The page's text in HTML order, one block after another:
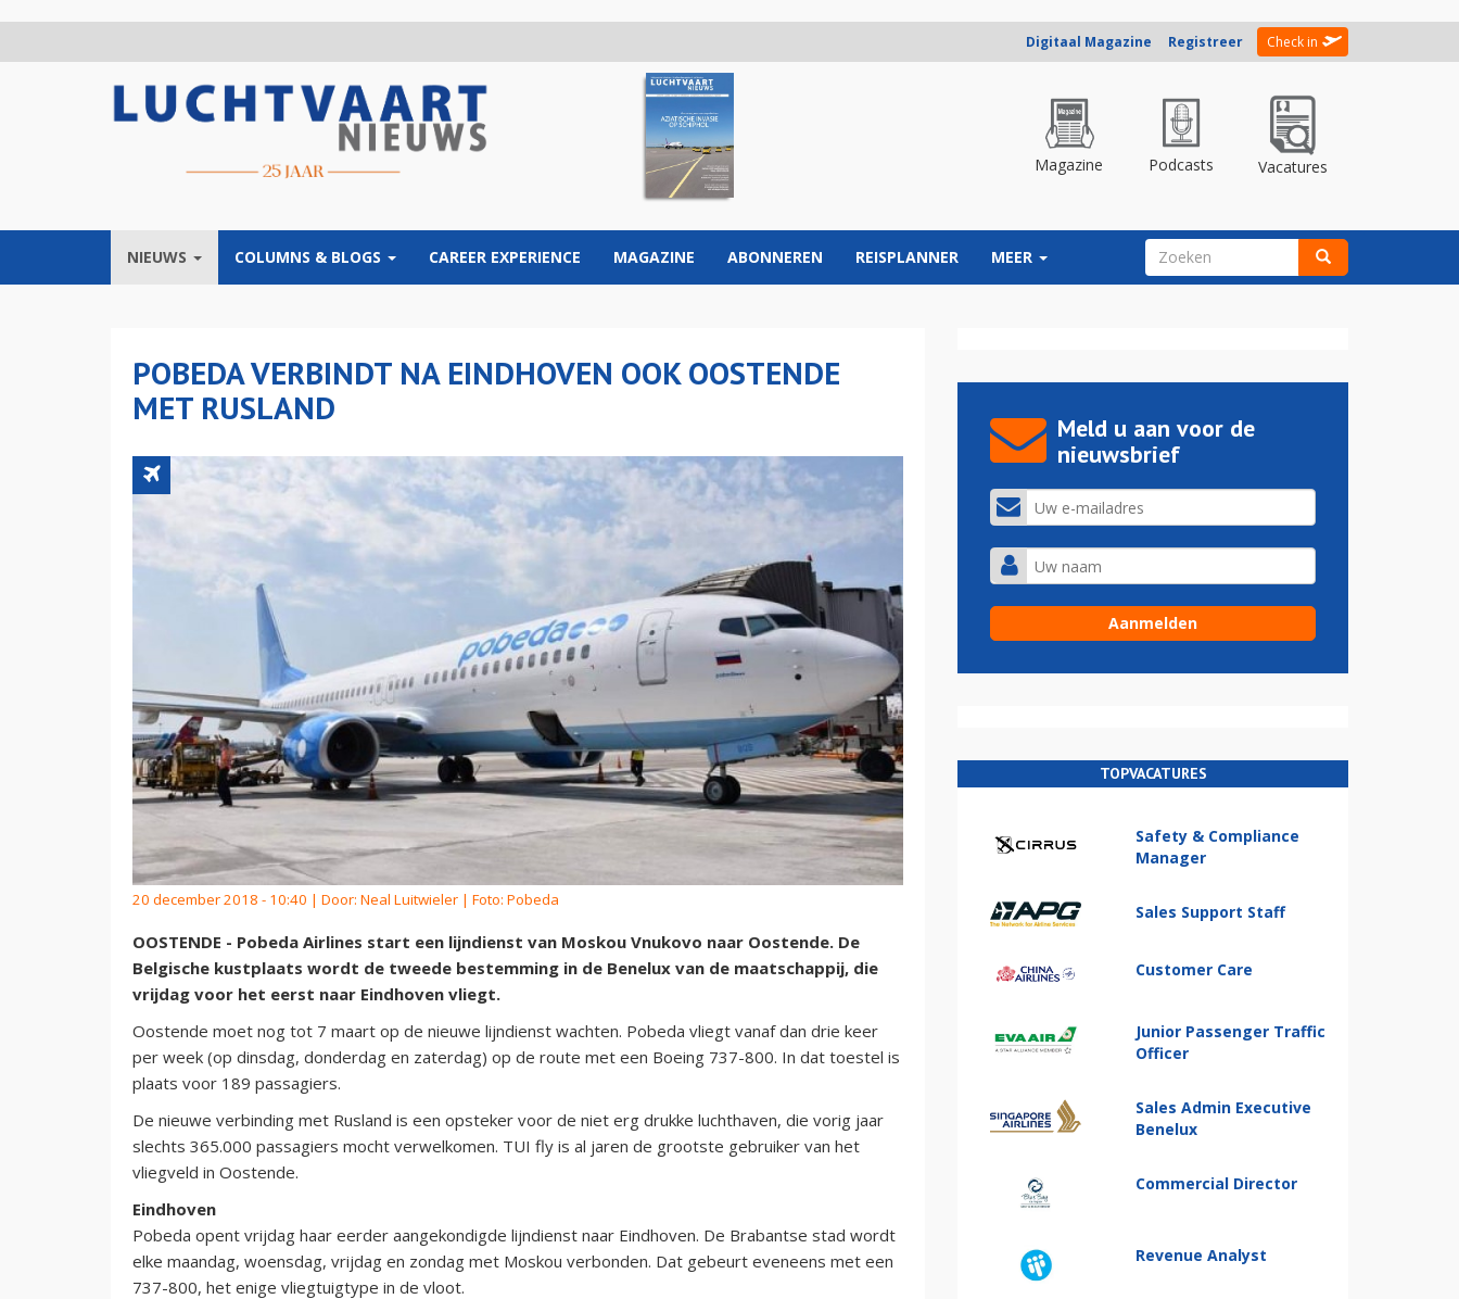
Digitaal Magazine Registreer Check in
Magazine Podcasts Vacatures
NIEUWS COLUMNS & BLOGS CAREER EXPERIENCE MAGAZINE ABONNEREN REISPLANNER MEER ZOEKVELD
POBEDA VERBINDT NA EINDHOVEN OOK OOSTENDE
MET RUSLAND
20 december 2018 - 10:40 | Door: Neal Luitwieler | Foto: Pobeda
OOSTENDE - Pobeda Airlines start een lijndienst van Moskou Vnukovo naar Oostende. De
Belgische kustplaats wordt de tweede bestemming in de Benelux van de maatschappij, die
vrijdag voor het eerst naar Eindhoven vliegt.
Oostende moet nog tot 7 maart op de nieuwe lijndienst wachten. Pobeda vliegt vanaf dan drie keer
per week (op dinsdag, donderdag en zaterdag) op de route met een Boeing 737-800. In dat toestel is
plaats voor 189 passagiers.
De nieuwe verbinding met Rusland is een opsteker voor de niet erg drukke luchthaven, die vorig jaar
slechts 365.000 passagiers mocht verwelkomen. TUI fly is al jaren de grootste gebruiker van het
vliegveld in Oostende.
Eindhoven
Pobeda opent vrijdag haar eerder aangekondigde lijndienst naar Eindhoven. De Brabantse stad wordt
elke maandag, woensdag, vrijdag en zondag met Moskou verbonden. Dat gebeurt eveneens met een
737-800, het enige vliegtuigtype in de vloot.
Meld u aan voor de
nieuwsbrief
TOPVACATURES
Safety & Compliance
Manager
Sales Support Staff
Customer Care
Junior Passenger Traffic
Officer
Sales Admin Executive
Benelux
Commercial Director
Revenue Analyst